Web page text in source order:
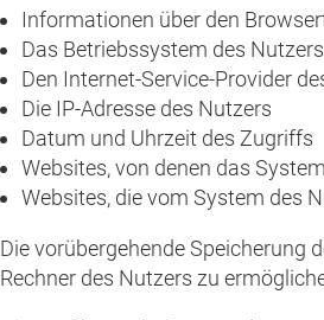
Informationen über den
Das Betriebssystem des Nutzers
Den Internet-Service-Provider
Die IP-Adresse des Nutzers
Datum und Uhrzeit des Zugriffs
Websites, von denen das
Websites, die vom System des
Die vorübergehende Speicherung
Rechner des Nutzers zu